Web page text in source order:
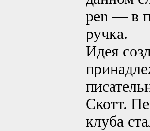
pen — в
ручка.
Идея
Скотт.
клуба